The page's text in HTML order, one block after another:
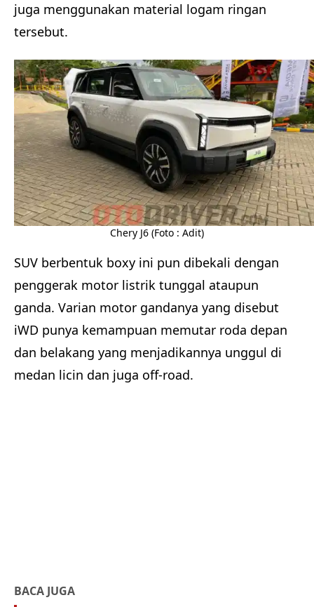
juga menggunakan material logam ringan
tersebut.
Chery J6 (Foto : Adit)
SUV berbentuk boxy ini pun dibekali dengan
penggerak motor listrik tunggal ataupun
ganda. Varian motor gandanya yang disebut
iWD punya kemampuan memutar roda depan
dan belakang yang menjadikannya unggul di
medan licin dan juga off-road.
BACA JUGA